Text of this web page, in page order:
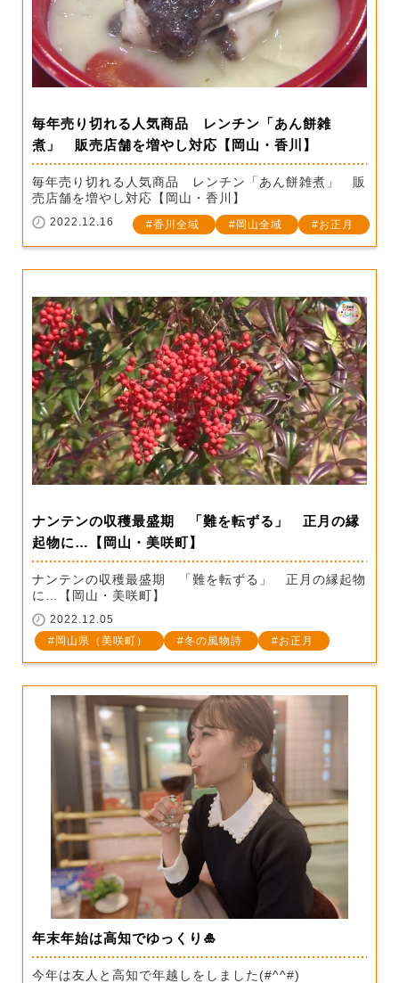
毎年売り切れる人気商品 レンチン「あん餅雑
煮」 販売店舗を増やし対応【岡山・香川】
毎年売り切れる人気商品 レンチン「あん餅雑煮」 販
売店舗を増やし対応【岡山・香川】
2022.12.16 香川全域 岡山全域 お正月
ナンテンの収穫最盛期 「難を転ずる」 正月の縁
起物に…【岡山・美咲町】
ナンテンの収穫最盛期 「難を転ずる」 正月の縁起物
に…【岡山・美咲町】
2022.12.05
岡山県（美咲町）
冬の風物詩 お正月
年末年始は高知でゆっくり🎍
今年は友人と高知で年越しをしました(#^^#)